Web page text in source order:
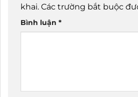
khai. Các trường bắt buộc
Bình luận *